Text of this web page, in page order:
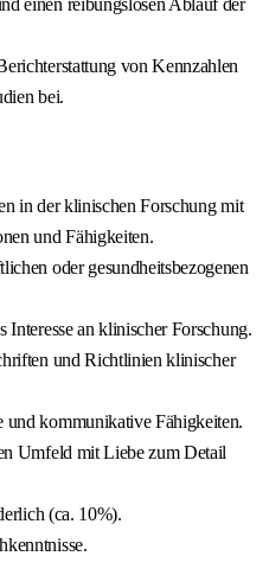
einen reibungslosen Ablauf der
von Kennzahlen
bei.
in der klinischen Forschung mit
und Fähigkeiten.
oder gesundheitsbezogenen
Interesse an klinischer Forschung.
und Richtlinien klinischer
und kommunikative Fähigkeiten.
Umfeld mit Liebe zum Detail
(ca. 10%).